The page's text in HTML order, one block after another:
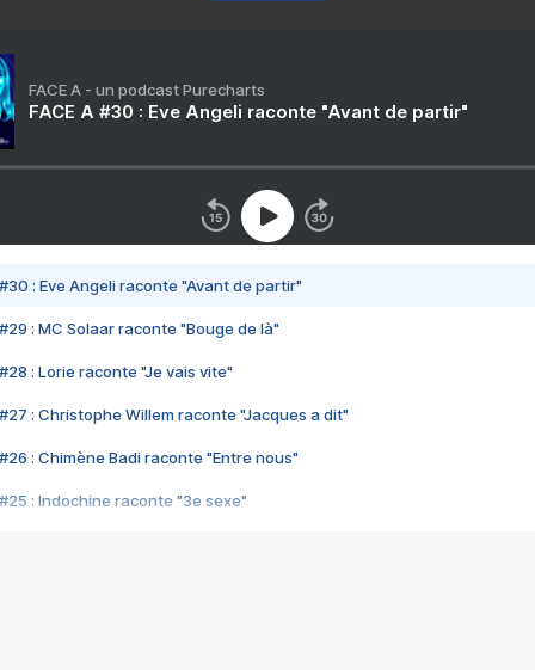
FACE A - un podcast Purecharts
FACE A #30 : Eve Angeli raconte "Avant de partir"
#30 : Eve Angeli raconte "Avant de partir"
#29 : MC Solaar raconte "Bouge de là"
#28 : Lorie raconte "Je vais vite"
#27 : Christophe Willem raconte "Jacques a dit"
#26 : Chimène Badi raconte "Entre nous"
#25 : Indochine raconte "3e sexe"